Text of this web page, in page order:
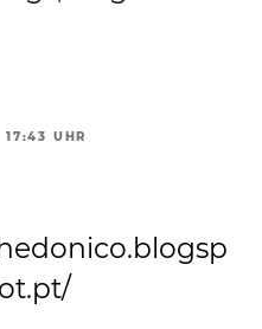
17:43 UHR
ot.pt/